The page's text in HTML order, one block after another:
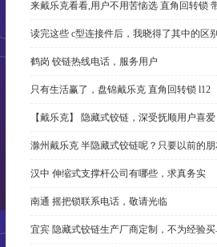
来戴乐克看看,用户不用苦恼选 直角回转锁
读完这些 c型连接件后，我晓得了其中的区
鹤岗 铰链热线电话，服务用户
只有生活赢了，盘锦戴乐克 直角回转锁 l12
【戴乐克】 隐藏式铰链，深受抚顺用户喜
滁州戴乐克 半隐藏式铰链呢？只要以前的
汉中 伸缩式支撑杆公司有哪些，求真务实
南通 摇把锁联系电话，敬请光临
宜宾 隐藏式铰链生产厂商定制，不为经验